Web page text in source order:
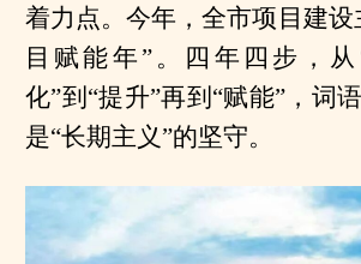
着力点。今年，全市项目建设
目赋能年”。四年四步，
化”到“提升”再到“赋能”，词
是“长期主义”的坚守。